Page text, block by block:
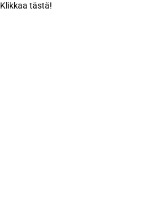
Klikkaa tästä!